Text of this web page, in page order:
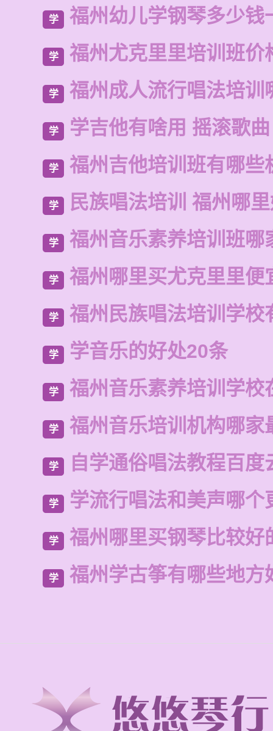
学 福州幼儿学钢琴多少钱
学 福州尤克里里培训班价
学 福州成人流行唱法培训
学 学吉他有啥用 摇滚歌曲
学 福州吉他培训班有哪些
学 民族唱法培训 福州哪
学 福州音乐素养培训班哪
学 福州哪里买尤克里里便
学 福州民族唱法培训学校
学 学音乐的好处20条
学 福州音乐素养培训学校
学 福州音乐培训机构哪家
学 自学通俗唱法教程百度
学 学流行唱法和美声哪个
学 福州哪里买钢琴比较好
学 福州学古筝有哪些地方